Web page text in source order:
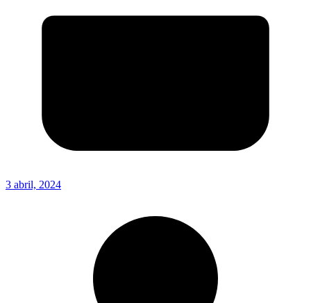
3 abril, 2024